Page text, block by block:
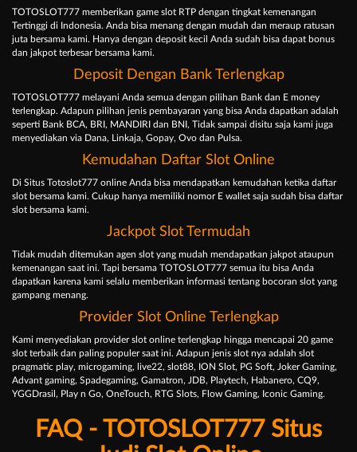
TOTOSLOT777 memberikan game slot RTP dengan tingkat kemenangan
Tertinggi di Indonesia. Anda bisa menang dengan mudah dan meraup ratusan
juta bersama kami. Hanya dengan deposit kecil Anda sudah bisa dapat bonus
dan jakpot terbesar bersama kami.
Deposit Dengan Bank Terlengkap
TOTOSLOT777 melayani Anda semua dengan pilihan Bank dan E money
terlengkap. Adapun pilihan jenis pembayaran yang bisa Anda dapatkan adalah
seperti Bank BCA, BRI, MANDIRI dan BNI, Tidak sampai disitu saja kami juga
menyediakan via Dana, Linkaja, Gopay, Ovo dan Pulsa.
Kemudahan Daftar Slot Online
Di Situs Totoslot777 online Anda bisa mendapatkan kemudahan ketika daftar
slot bersama kami. Cukup hanya memiliki nomor E wallet saja sudah bisa daftar
slot bersama kami.
Jackpot Slot Termudah
Tidak mudah ditemukan agen slot yang mudah mendapatkan jakpot ataupun
kemenangan saat ini. Tapi bersama TOTOSLOT777 semua itu bisa Anda
dapatkan karena kami selalu memberikan informasi tentang bocoran slot yang
gampang menang.
Provider Slot Online Terlengkap
Kami menyediakan provider slot online terlengkap hingga mencapai 20 game
slot terbaik dan paling populer saat ini. Adapun jenis slot nya adalah slot
pragmatic play, microgaming, live22, slot88, ION Slot, PG Soft, Joker Gaming,
Advant gaming, Spadegaming, Gamatron, JDB, Playtech, Habanero, CQ9,
YGGDrasil, Play n Go, OneTouch, RTG Slots, Flow Gaming, Iconic Gaming.
FAQ - TOTOSLOT777 Situs